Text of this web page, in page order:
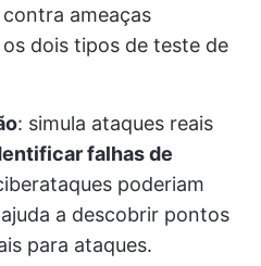
ameaças
dois tipos de teste de
: simula ataques reais
falhas de
poderiam
a descobrir pontos
para ataques.